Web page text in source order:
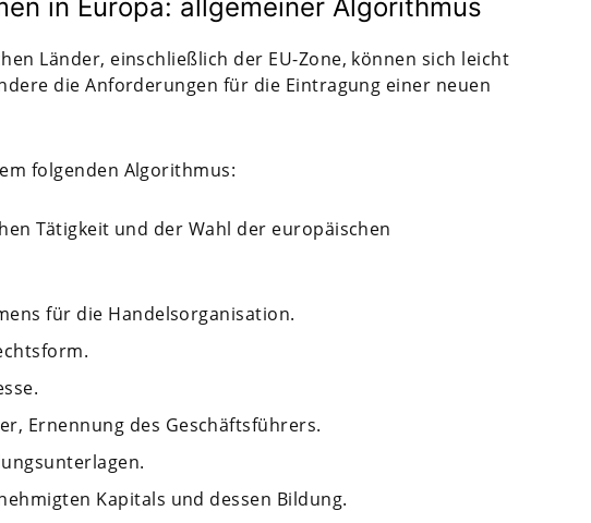
in Europa: allgemeiner Algorithmus
Länder, einschließlich der EU-Zone, können sich leicht
die Anforderungen für die Eintragung einer neuen
folgenden Algorithmus:
Tätigkeit und der Wahl der europäischen
für die Handelsorganisation.
Ernennung des Geschäftsführers.
Kapitals und dessen Bildung.